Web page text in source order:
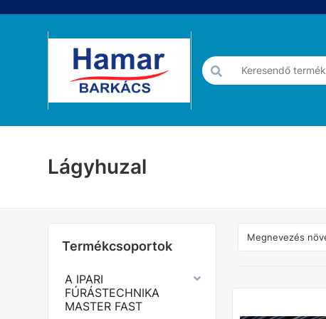
Lágyhuzal
Termékcsoportok
A IPARI
FÚRÁSTECHNIKA
MASTER FAST